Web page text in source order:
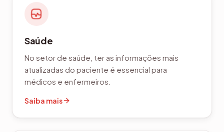
Saúde
No setor de saúde, ter as informações mais
atualizadas do paciente é essencial para
médicos e enfermeiros.
Saiba mais